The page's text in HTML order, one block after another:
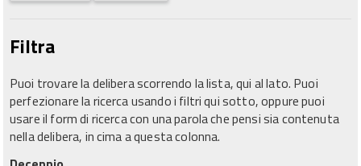
Filtra
Puoi trovare la delibera scorrendo la lista, qui al lato. Puoi
perfezionare la ricerca usando i filtri qui sotto, oppure puoi
usare il form di ricerca con una parola che pensi sia contenuta
nella delibera, in cima a questa colonna.